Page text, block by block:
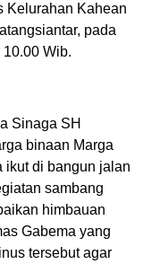
Kelurahan Kahean
pada
Wib.
Sinaga SH
binaan Marga
ikut di bangun jalan
sambang
himbauan
Gabema yang
tersebut agar